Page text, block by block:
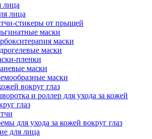
лица
лица
стикеры от прыщей
маски
маски
маски
пленки
маски
маски
вокруг глаз
и роллер для ухода за кожей
глаз
для ухода за кожей вокруг глаз
для лица